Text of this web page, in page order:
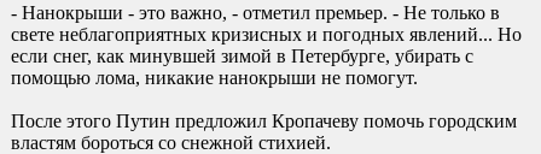
- Нанокрыши - это важно, - отметил премьер. - Не только в
свете неблагоприятных кризисных и погодных явлений... Но
если снег, как минувшей зимой в Петербурге, убирать с
помощью лома, никакие нанокрыши не помогут.
После этого Путин предложил Кропачеву помочь городским
властям бороться со снежной стихией.